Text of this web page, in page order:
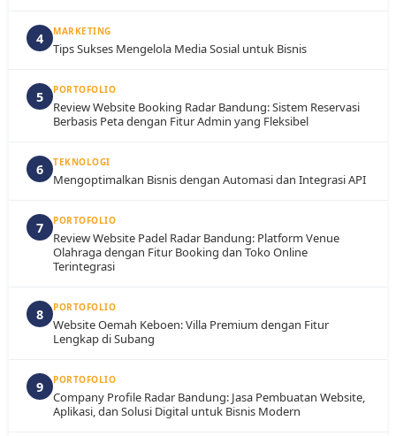
4 MARKETING
Tips Sukses Mengelola Media Sosial untuk Bisnis
5 PORTOFOLIO
Review Website Booking Radar Bandung: Sistem Reservasi
Berbasis Peta dengan Fitur Admin yang Fleksibel
6 TEKNOLOGI
Mengoptimalkan Bisnis dengan Automasi dan Integrasi API
7 PORTOFOLIO
Review Website Padel Radar Bandung: Platform Venue
Olahraga dengan Fitur Booking dan Toko Online
Terintegrasi
8 PORTOFOLIO
Website Oemah Keboen: Villa Premium dengan Fitur
Lengkap di Subang
9 PORTOFOLIO
Company Profile Radar Bandung: Jasa Pembuatan Website,
Aplikasi, dan Solusi Digital untuk Bisnis Modern